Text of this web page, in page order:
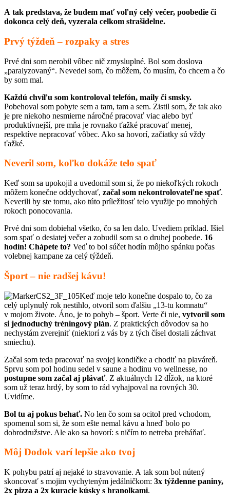
A tak predstava, že budem mať voľný celý večer, poobedie či
dokonca celý deň, vyzerala celkom strašidelne.
Prvý týždeň – rozpaky a stres
Prvé dni som nerobil vôbec nič zmysluplné. Bol som doslova
„paralyzovaný“. Nevedel som, čo môžem, čo musím, čo chcem a čo
by som mal.
Každú chvíľu som kontroloval telefón, maily či smsky.
Pobehoval som pobyte sem a tam, tam a sem. Zistil som, že tak ako
je pre niekoho nesmierne náročné pracovať viac alebo byť
produktívnejší, pre mňa je rovnako ťažké pracovať menej,
respektíve nepracovať vôbec. Ako sa hovorí, začiatky sú vždy
ťažké.
Neveril som, koľko dokáže telo spať
Keď som sa upokojil a uvedomil som si, že po niekoľkých rokoch
môžem konečne oddychovať, začal som nekontrolovateľne spať.
Neverili by ste tomu, ako túto príležitosť telo využije po mnohých
rokoch ponocovania.
Prvé dni som dobiehal všetko, čo sa len dalo. Uvediem príklad. Išiel
som spať o desiatej večer a zobudil som sa o druhej poobede. 16
hodín! Chápete to? Veď to bol súčet hodín môjho spánku počas
volebnej kampane za celý týždeň.
Šport – nie radšej kávu!
Keď moje telo konečne dospalo to, čo za
celý uplynulý rok nestihlo, otvoril som ďalšiu „13-tu komnatu“
v mojom živote. Áno, je to pohyb – šport. Verte či nie, vytvoril som
si jednoduchý tréningový plán. Z praktických dôvodov sa ho
nechystám zverejniť (niektorí z vás by z tých čísel dostali záchvat
smiechu).
Začal som teda pracovať na svojej kondičke a chodiť na plaváreň.
Sprvu som pol hodinu sedel v saune a hodinu vo wellnesse, no
postupne som začal aj plávať. Z aktuálnych 12 dĺžok, na ktoré
som už teraz hrdý, by som to rád vyhajpoval na rovných 30.
Uvidíme.
Bol tu aj pokus behať. No len čo som sa ocitol pred vchodom,
spomenul som si, že som ešte nemal kávu a hneď bolo po
dobrodružstve. Ale ako sa hovorí: s ničím to netreba preháňať.
Môj Dodok varí lepšie ako tvoj
K pohybu patrí aj nejaké to stravovanie. A tak som bol nútený
skoncovať s mojim vychyteným jedálničkom: 3x týždenne paniny,
2x pizza a 2x kuracie kúsky s hranolkami.